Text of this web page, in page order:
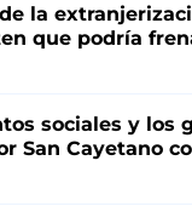
la
que podría
sociales y los
San Cayetano